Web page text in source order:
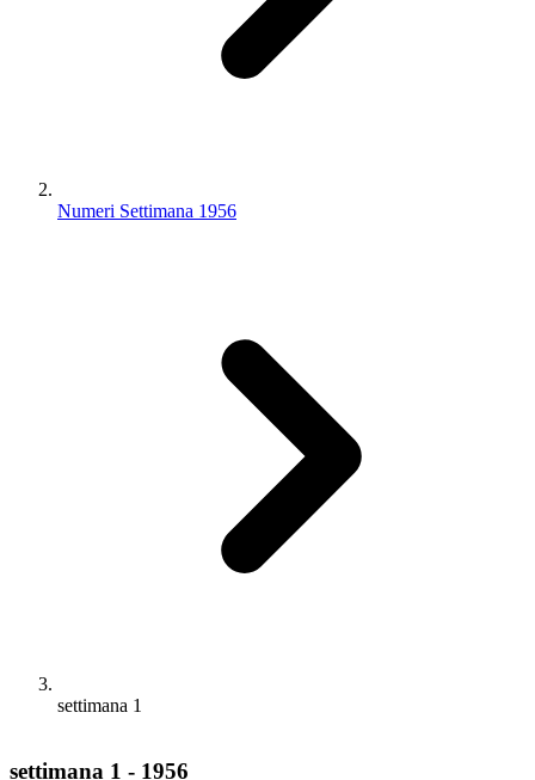
Numeri Settimana 1956
settimana 1
settimana 1 - 1956